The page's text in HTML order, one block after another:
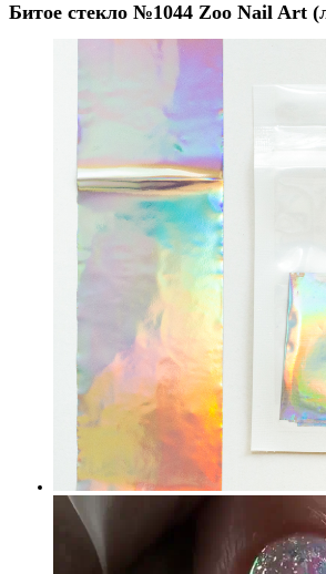
Битое стекло №1044 Zoo Nail Art